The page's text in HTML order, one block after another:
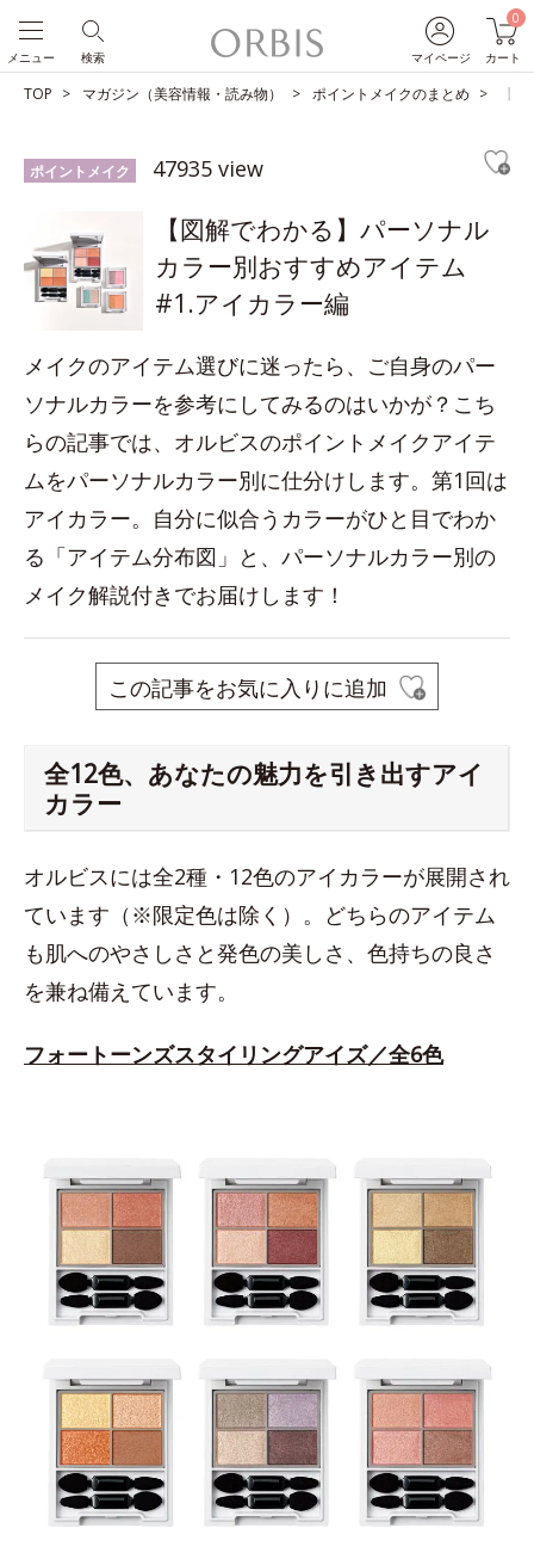
マイページ
0
カート
検索
メニュー
TOP マガジン（美容情報・読み物） ポイントメイクのまとめ 【
ポイントメイク 47935 view
【図解でわかる】パーソナル
カラー別おすすめアイテム
#1.アイカラー編
メイクのアイテム選びに迷ったら、ご自身のパー
ソナルカラーを参考にしてみるのはいかが？こち
らの記事では、オルビスのポイントメイクアイテ
ムをパーソナルカラー別に仕分けします。第1回は
アイカラー。自分に似合うカラーがひと目でわか
る「アイテム分布図」と、パーソナルカラー別の
メイク解説付きでお届けします！
この記事をお気に入りに追加
全12色、あなたの魅力を引き出すアイ
カラー
オルビスには全2種・12色のアイカラーが展開され
ています（※限定色は除く）。どちらのアイテム
も肌へのやさしさと発色の美しさ、色持ちの良さ
を兼ね備えています。
フォートーンズスタイリングアイズ／全6色